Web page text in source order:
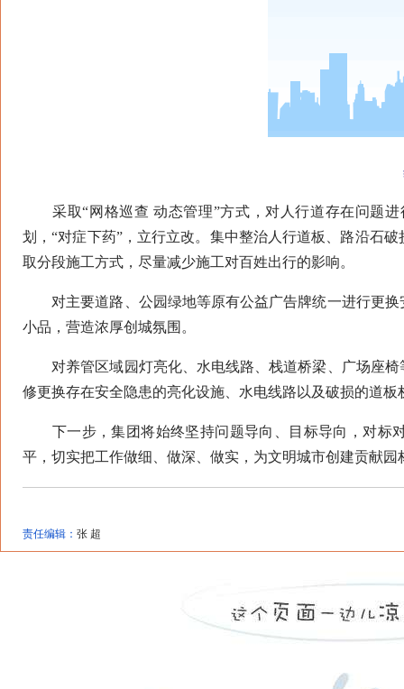
维
采取“网格巡查 动态管理”方式，对人行道存在问题进
划，“对症下药”，立行立改。集中整治人行道板、路沿石
取分段施工方式，尽量减少施工对百姓出行的影响。
对主要道路、公园绿地等原有公益广告牌统一进行更换
小品，营造浓厚创城氛围。
对养管区域园灯亮化、水电线路、栈道桥梁、广场座椅
修更换存在安全隐患的亮化设施、水电线路以及破损的道
下一步，集团将始终坚持问题导向、目标导向，对标
平，切实把工作做细、做深、做实，为文明城市创建贡献
责任编辑： 张 超